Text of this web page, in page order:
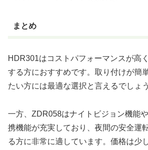
まとめ
HDR301はコストパフォーマンスが高
する方におすすめです。取り付けが簡
たい方には最適な選択と言えるでしょう
一方、ZDR058はナイトビジョン機能
携機能が充実しており、夜間の安全運
る方に非常に適しています。価格は少